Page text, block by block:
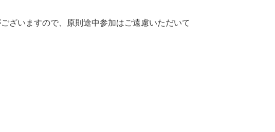
ざいますので、原則途中参加はご遠慮いただいて